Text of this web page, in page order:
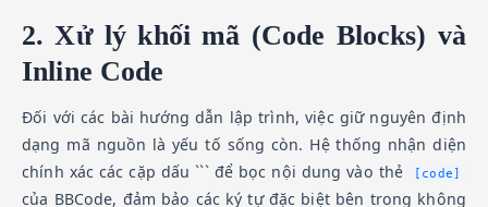
2. Xử lý khối mã (Code Blocks) và
Inline Code
Đối với các bài hướng dẫn lập trình, việc giữ nguyên định
dạng mã nguồn là yếu tố sống còn. Hệ thống nhận diện
chính xác các cặp dấu ``` để bọc nội dung vào thẻ
[code]
của BBCode, đảm bảo các ký tự đặc biệt bên trong không